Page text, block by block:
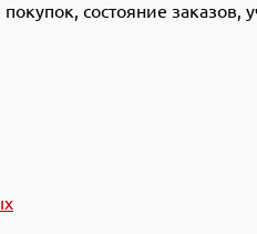
состояние